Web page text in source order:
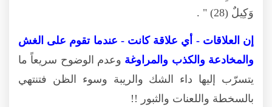
وَكِيلٌ (28) " .
إن العلاقات - أي علاقة كانت - عندما تقوم على الغش
والمخادعة والكذب والمراوغة وعدم الوضوح سريعاً ما
يتسرّب إليها داء الشك والريبة وسوء الظن فتنتهي
بالسخطة واللعنات والثبور !!